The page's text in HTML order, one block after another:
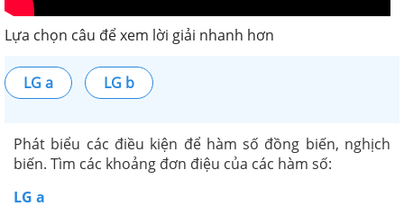
Lựa chọn câu để xem lời giải nhanh hơn
LG a LG b
Phát biểu các điều kiện để hàm số đồng biến, nghịch
biến. Tìm các khoảng đơn điệu của các hàm số:
LG a